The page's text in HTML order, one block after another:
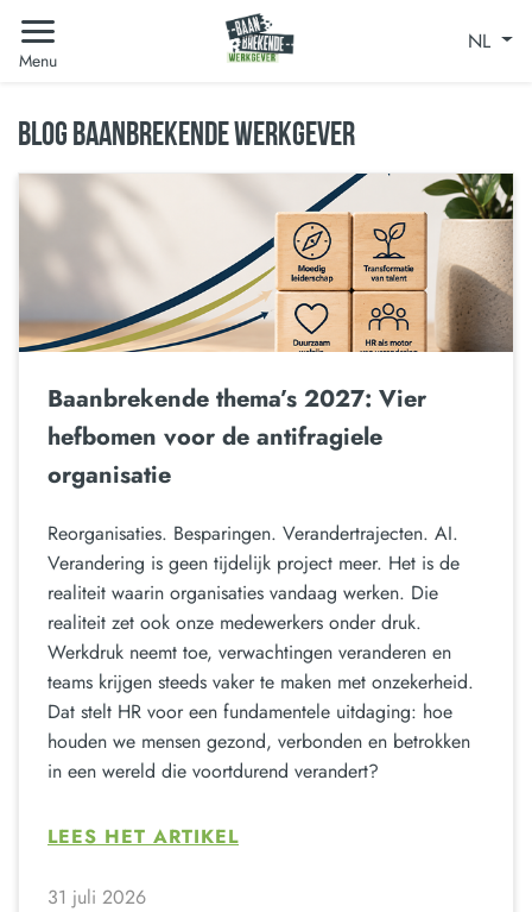
Menu
NL
BLOG BAANBREKENDE WERKGEVER
Baanbrekende thema’s 2027: Vier
hefbomen voor de antifragiele
organisatie
Reorganisaties. Besparingen. Verandertrajecten. AI.
Verandering is geen tijdelijk project meer. Het is de
realiteit waarin organisaties vandaag werken. Die
realiteit zet ook onze medewerkers onder druk.
Werkdruk neemt toe, verwachtingen veranderen en
teams krijgen steeds vaker te maken met onzekerheid.
Dat stelt HR voor een fundamentele uitdaging: hoe
houden we mensen gezond, verbonden en betrokken
in een wereld die voortdurend verandert?
LEES HET ARTIKEL
31 juli 2026